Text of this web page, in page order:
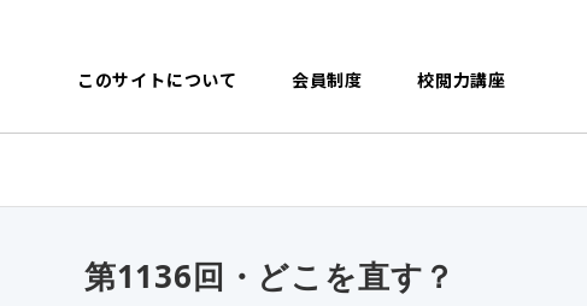
このサイトについて 会員制度 校閲力講座
第1136回・どこを直す？